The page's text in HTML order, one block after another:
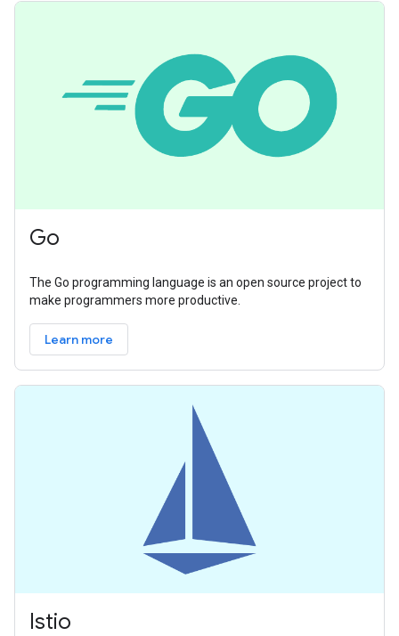
Go
The Go programming language is an open source project to
make programmers more productive.
Learn more
Istio